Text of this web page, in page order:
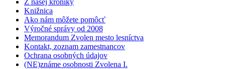
Knižnica
Ako nám môžete pomôcť
Výročné správy od 2008
Memorandum Zvolen mesto lesníctva
Kontakt, zoznam zamestnancov
Ochrana osobných údajov
(NE)známe osobnosti Zvolena I.